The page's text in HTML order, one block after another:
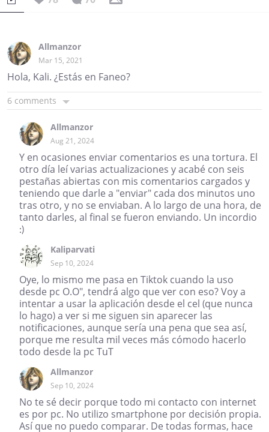
Allmanzor
Mar 15, 2021
Hola, Kali. ¿Estás en Faneo?
6 comments
Allmanzor
Aug 21, 2024
Y en ocasiones enviar comentarios es una tortura. El
otro día leí varias actualizaciones y acabé con seis
pestañas abiertas con mis comentarios cargados y
teniendo que darle a "enviar" cada dos minutos uno
tras otro, y no se enviaban. A lo largo de una hora, de
tanto darles, al final se fueron enviando. Un incordio
:)
Kaliparvati
Sep 10, 2024
Oye, lo mismo me pasa en Tiktok cuando la uso
desde pc O.O", tendrá algo que ver con eso? Voy a
intentar a usar la aplicación desde el cel (que nunca
lo hago) a ver si me siguen sin aparecer las
notificaciones, aunque sería una pena que sea así,
porque me resulta mil veces más cómodo hacerlo
todo desde la pc TuT
Allmanzor
Sep 10, 2024
No te sé decir porque todo mi contacto con internet
es por pc. No utilizo smartphone por decisión propia.
Así que no puedo comparar. De todas formas, hace